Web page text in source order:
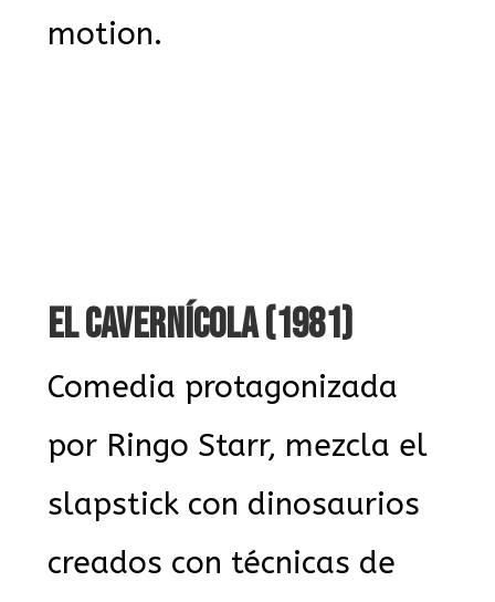
motion.
EL CAVERNÍCOLA (1981)
Comedia protagonizada
por Ringo Starr, mezcla el
slapstick con dinosaurios
creados con técnicas de